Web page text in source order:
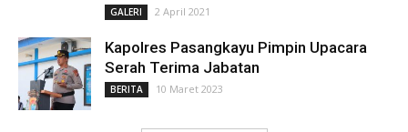
GALERI 2 April 2021
Kapolres Pasangkayu Pimpin Upacara
Serah Terima Jabatan
BERITA 10 Maret 2023